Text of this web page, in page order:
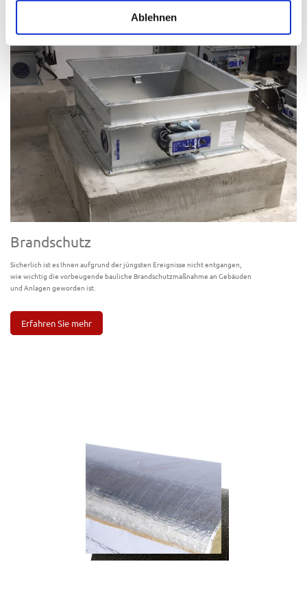
Ablehnen
Brandschutz
Sicherlich ist es Ihnen aufgrund der jüngsten Ereignisse nicht entgangen,
wie wichtig die vorbeugende bauliche Brandschutzmaßnahme an Gebäuden
und Anlagen geworden ist.
Erfahren Sie mehr